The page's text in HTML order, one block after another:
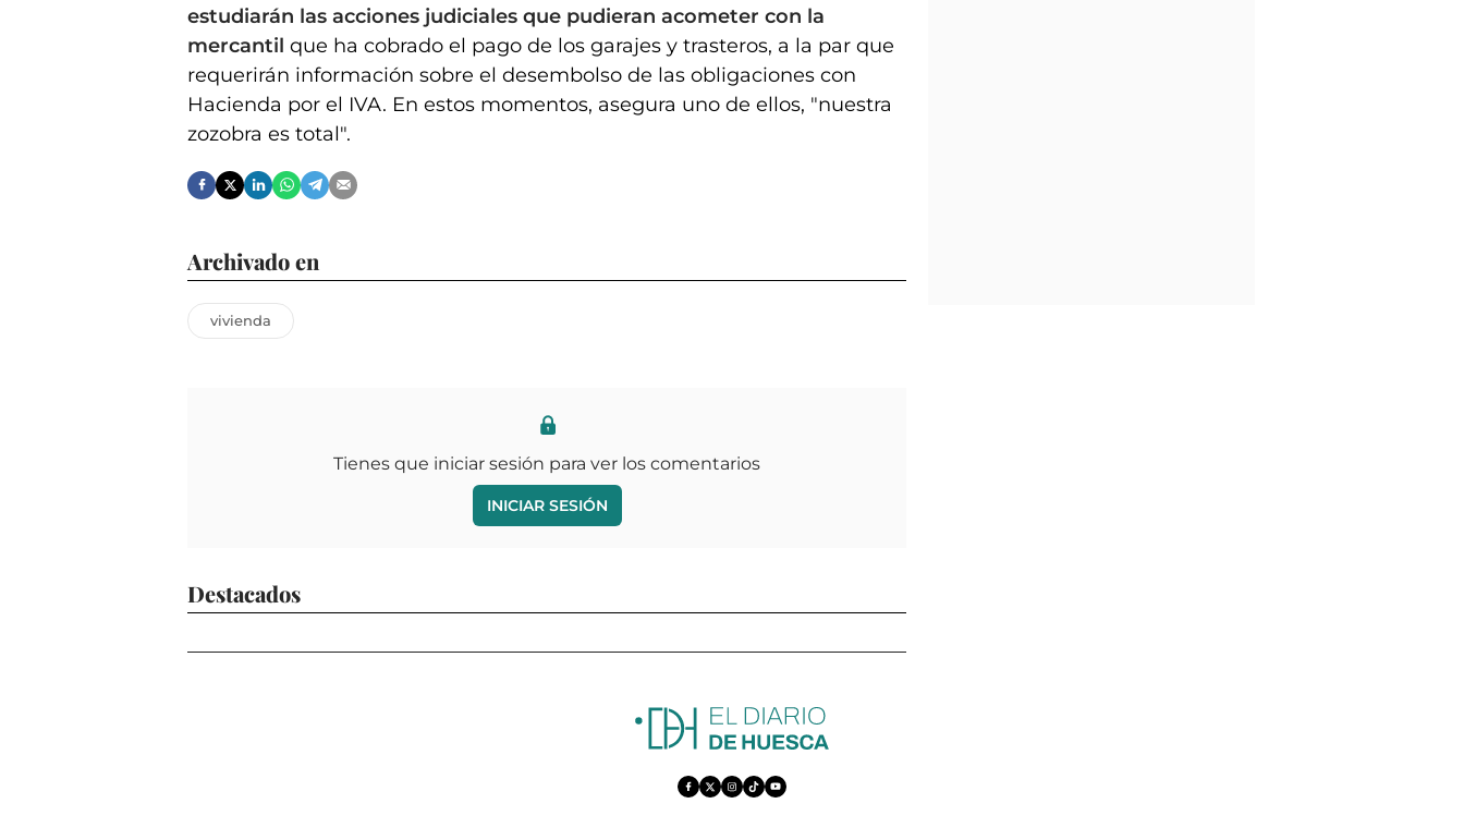
estudiarán las acciones judiciales que pudieran acometer con la
mercantil que ha cobrado el pago de los garajes y trasteros, a la par que
requerirán información sobre el desembolso de las obligaciones con
Hacienda por el IVA. En estos momentos, asegura uno de ellos, "nuestra
zozobra es total".
Archivado en
vivienda
Tienes que iniciar sesión para ver los comentarios
INICIAR SESIÓN
Destacados